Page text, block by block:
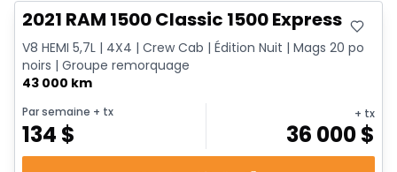
2021 RAM 1500 Classic 1500 Express
V8 HEMI 5,7L | 4X4 | Crew Cab | Édition Nuit | Mags 20 po
noirs | Groupe remorquage
43 000 km
Par semaine + tx
134 $
+ tx
36 000$